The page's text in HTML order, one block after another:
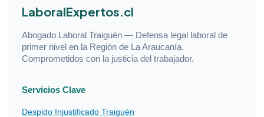
LaboralExpertos.cl
Abogado Laboral Traiguén — Defensa legal laboral de
primer nivel en la Región de La Araucanía.
Comprometidos con la justicia del trabajador.
Servicios Clave
Despido Injustificado Traiguén